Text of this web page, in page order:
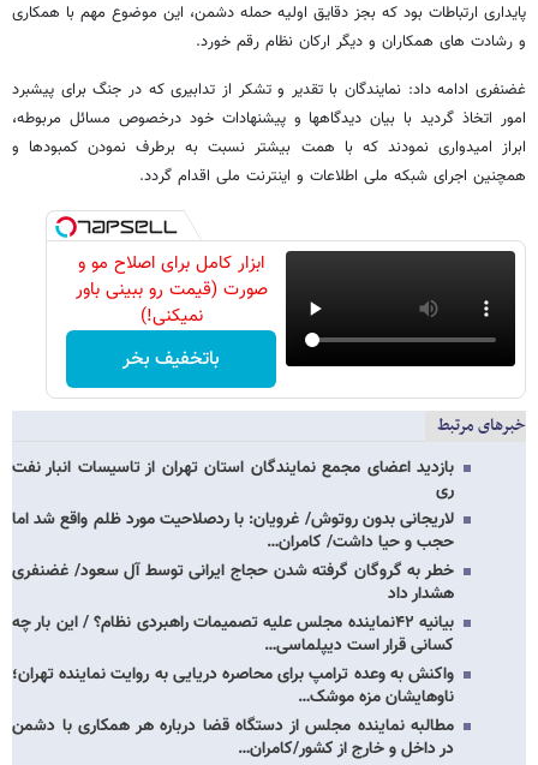
پایداری ارتباطات بود که بجز دقایق اولیه حمله دشمن، این موضوع مهم با همکاری
و رشادت های همکاران و دیگر ارکان نظام رقم خورد.
غضنفری ادامه داد: نمایندگان با تقدیر و تشکر از تدابیری که در جنگ برای پیشبرد
امور اتخاذ گردید با بیان دیدگاهها و پیشنهادات خود درخصوص مسائل مربوطه،
ابراز امیدواری نمودند که با همت بیشتر نسبت به برطرف نمودن کمبودها و
همچنین اجرای شبکه ملی اطلاعات و اینترنت ملی اقدام گردد.
ابزار کامل برای اصلاح مو و
صورت (قیمت رو ببینی باور
نمیکنی!)
باتخفیف بخر
خبرهای مرتبط
بازدید ​​​​​​​اعضای مجمع نمایندگان استان تهران از تاسیسات انبار نفت
ری
لاریجانی بدون روتوش/ غرویان: با ردصلاحیت مورد ظلم واقع شد اما
حجب و حیا داشت/ کامران…
خطر به گروگان گرفته شدن حجاج ایرانی توسط آل سعود/ غضنفری
هشدار داد
بیانیه ۴۲نماینده مجلس علیه تصمیمات راهبردی نظام؟ / این بار چه
کسانی قرار است دیپلماسی…
واکنش به وعده ترامپ برای محاصره دریایی به روایت نماینده تهران؛
ناوهایشان مزه موشک…
مطالبه نماینده مجلس از دستگاه قضا درباره هر همکاری با دشمن
در داخل و خارج از کشور/کامران…